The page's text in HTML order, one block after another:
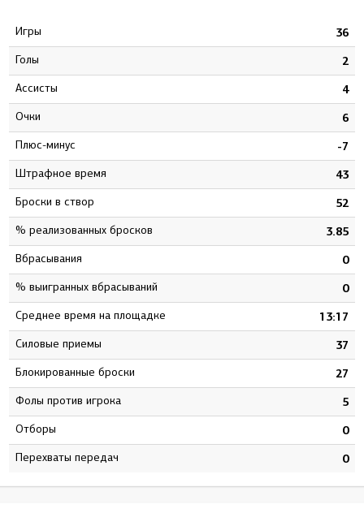
Игры 36
Голы 2
Ассисты 4
Очки 6
Плюс-минус -7
штрафное время 43
Броски в створ 52
% реализованных бросков 3.85
Вбрасывания 0
% выигранных вбрасываний 0
Среднее время на площадке 13:17
Силовые приемы 37
Блокированные броски 27
Фолы против игрока 5
Отборы 0
Перехваты передач 0